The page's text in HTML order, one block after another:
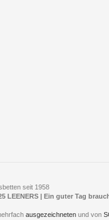
seit 1958
LEENERS | Ein guter Tag
ausgezeichneten und von